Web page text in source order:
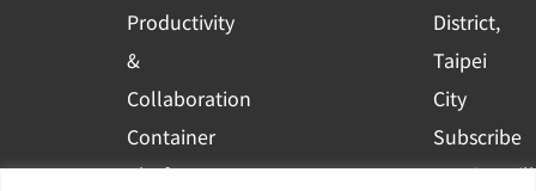
Productivity
&
Collaboration
Container
Platform
District,
Taipei
City
Subscribe
to WingWill